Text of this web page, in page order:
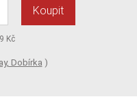
Koupit
Kč
Dobírka )